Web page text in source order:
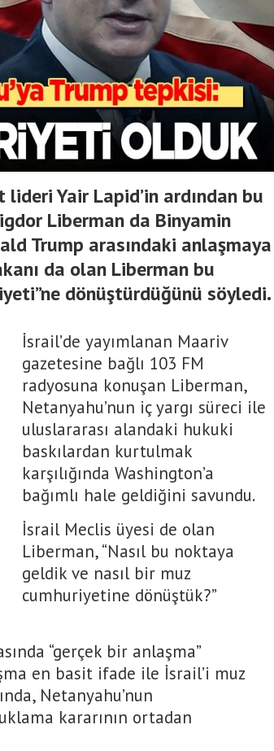
Yair Lapid’in ardından bu
Liberman da Binyamin
Trump arasındaki anlaşmaya
da olan Liberman bu
dönüştürdüğünü söyledi.
İsrail’de yayımlanan Maariv
gazetesine bağlı 103 FM
radyosuna konuşan Liberman,
Netanyahu’nun iç yargı süreci ile
uluslararası alandaki hukuki
baskılardan kurtulmak
karşılığında Washington’a
bağımlı hale geldiğini savundu.
İsrail Meclis üyesi de olan
Liberman, “Nasıl bu noktaya
geldik ve nasıl bir muz
cumhuriyetine dönüştük?”
“gerçek bir anlaşma”
en basit ifade ile İsrail’i muz
Netanyahu’nun
kararının ortadan